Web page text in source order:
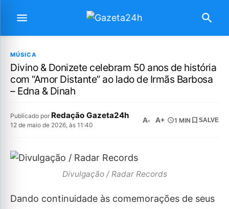
MÚSICA
Divino & Donizete celebram 50 anos de história
com “Amor Distante” ao lado de Irmãs Barbosa
– Edna & Dinah
Publicado por Redação Gazeta24h
12 de maio de 2026, às 11:40
A- A+ 1 MIN SALVE
Divulgação / Radar Records
Dando continuidade às comemorações de seus